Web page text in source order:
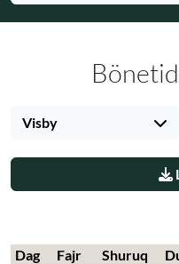
Visby
Dag Fajr Shuruq